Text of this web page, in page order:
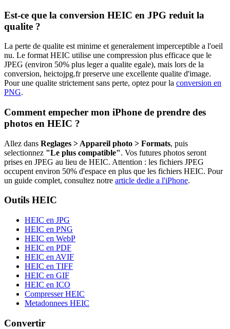
Est-ce que la conversion HEIC en JPG reduit la
qualite ?
La perte de qualite est minime et generalement imperceptible a l'oeil
nu. Le format HEIC utilise une compression plus efficace que le
JPEG (environ 50% plus leger a qualite egale), mais lors de la
conversion, heictojpg.fr preserve une excellente qualite d'image.
Pour une qualite strictement sans perte, optez pour la conversion en
PNG.
Comment empecher mon iPhone de prendre des
photos en HEIC ?
Allez dans Reglages > Appareil photo > Formats, puis
selectionnez "Le plus compatible". Vos futures photos seront
prises en JPEG au lieu de HEIC. Attention : les fichiers JPEG
occupent environ 50% d'espace en plus que les fichiers HEIC. Pour
un guide complet, consultez notre article dedie a l'iPhone.
Outils HEIC
HEIC en JPG
HEIC en PNG
HEIC en WebP
HEIC en PDF
HEIC en AVIF
HEIC en TIFF
HEIC en GIF
HEIC en ICO
Compresser HEIC
Metadonnees HEIC
Convertir